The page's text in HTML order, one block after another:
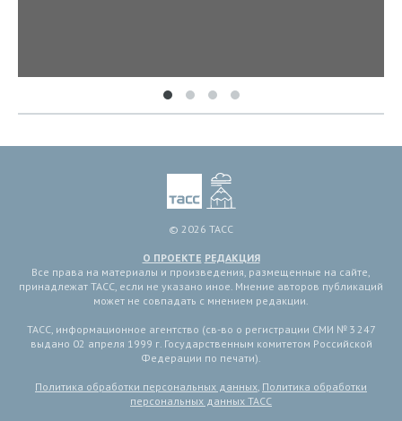
© 2026 ТАСС
О ПРОЕКТЕ РЕДАКЦИЯ
Все права на материалы и произведения, размещенные на сайте,
принадлежат ТАСС, если не указано иное. Мнение авторов публикаций
может не совпадать с мнением редакции.
ТАСС, информационное агентство (св-во о регистрации СМИ № 3 247
выдано 02 апреля 1999 г. Государственным комитетом Российской
Федерации по печати).
Политика обработки персональных данных, Политика обработки
персональных данных ТАСС